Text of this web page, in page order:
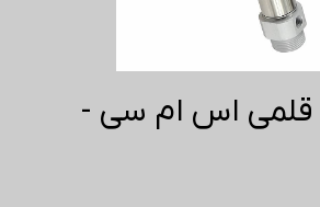
اس ام سی -